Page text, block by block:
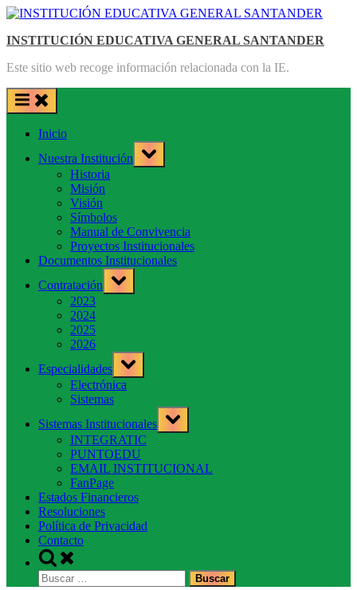
Saltar
contenido
INSTITUCIÓN EDUCATIVA GENERAL SANTANDER
Este sitio web recoge información relacionada con la IE.
Inicio
Nuestra Institución
Toggle
sub-
Historia
Misión
Visión
Símbolos
Manual de Convivencia
Proyectos Institucionales
Documentos Institucionales
Contratación
Toggle
sub-
2023
2024
2025
2026
Especialidades
Toggle
sub-
menu
Electrónica
Sistemas
Sistemas Institucionales
Toggle
sub-
INTEGRATIC
PUNTOEDU
EMAIL INSTITUCIONAL
FanPage
Estados Financieros
Resoluciones
Política de Privacidad
Contacto
Toggle
search
form
Buscar: